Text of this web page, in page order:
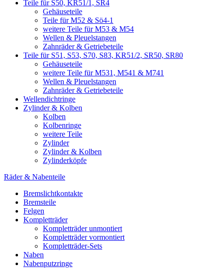
Teile für S50, KR51/1, SR4
Gehäuseteile
Teile für M52 & Sö4-1
weitere Teile für M53 & M54
Wellen & Pleuelstangen
Zahnräder & Getriebeteile
Teile für S51, S53, S70, S83, KR51/2, SR50, SR80
Gehäuseteile
weitere Teile für M531, M541 & M741
Wellen & Pleuelstangen
Zahnräder & Getriebeteile
Wellendichtringe
Zylinder & Kolben
Kolben
Kolbenringe
weitere Teile
Zylinder
Zylinder & Kolben
Zylinderköpfe
Räder & Nabenteile
Bremslichtkontakte
Bremsteile
Felgen
Kompletträder
Kompletträder unmontiert
Kompletträder vormontiert
Kompletträder-Sets
Naben
Nabenputzringe